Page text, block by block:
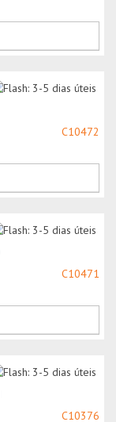
C10472
C10471
C10376